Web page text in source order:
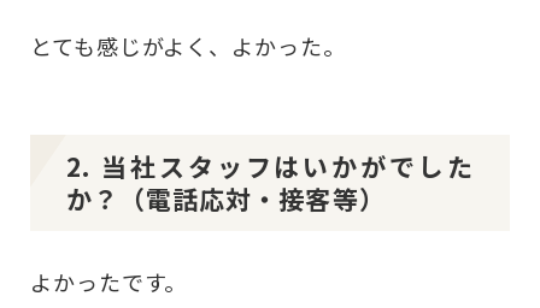
とても感じがよく、よかった。
2. 当社スタッフはいかがでした
か？（電話応対・接客等）
よかったです。